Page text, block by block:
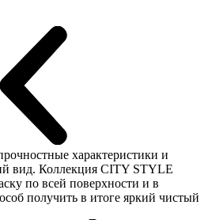
характеристики и
вид. Коллекция CITY STYLE
по всей поверхности и в
получить в итоге яркий чистый